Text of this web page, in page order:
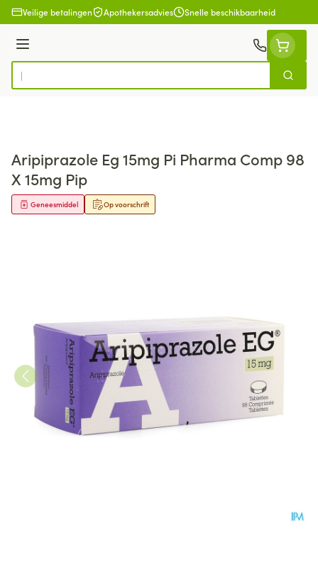
Ga naar de inhoud
Veilige betalingen Apothekersadvies Snelle beschikbaarheid
Menu
Product, merk, categorie...
Zoek
Aripiprazole Eg 15mg Pi Pharma Comp 98
X 15mg Pip
Op voorschrift
Geneesmiddel